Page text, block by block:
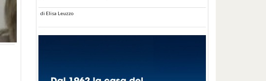
di Elisa Leuzzo